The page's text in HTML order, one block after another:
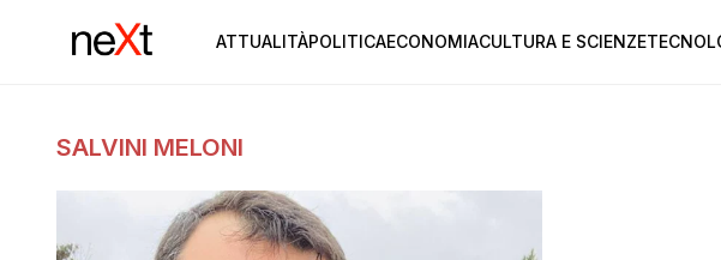
ATTUALITÀPOLITICAECONOMIACULTURA E SCIENZE
SALVINI MELONI